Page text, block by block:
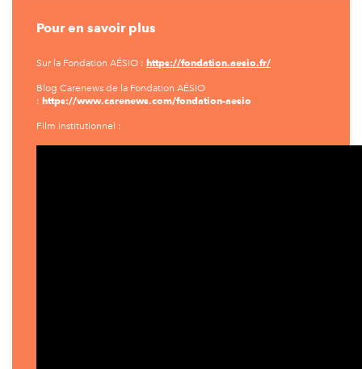
Pour en savoir plus
Sur la Fondation AÉSIO : https://fondation.aesio.fr/
Blog Carenews de la Fondation AÉSIO
: https://www.carenews.com/fondation-aesio
Film institutionnel :